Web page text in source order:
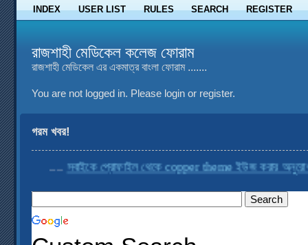
INDEX USER LIST RULES SEARCH REGISTER
রাজশাহী মেডিকেল কলেজ ফোরাম
রাজশাহী মেডিকেল এর একমাত্র বাংলা ফোরাম .......
You are not logged in. Please login or register.
গরম খবর!
সবাইকে প্রোফাইল থেকে copper theme ইউজ করার অনুরোধ